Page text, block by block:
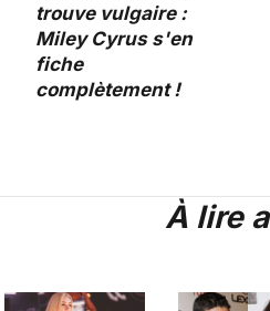
trouve vulgaire :
Miley Cyrus s'en
fiche
complètement !
À lire